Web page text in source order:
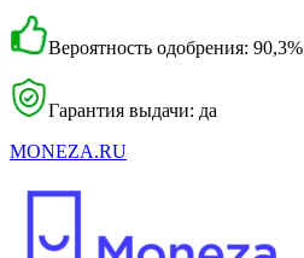
Вероятность одобрения: 90,3%
Гарантия выдачи: да
MONEZA.RU